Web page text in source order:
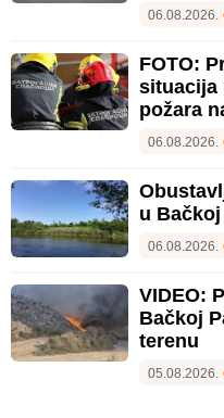
06.08.2026.
FOTO:
situacija
požara
06.08.2026.
u Bačkoj
06.08.2026.
VIDEO:
Bačkoj
terenu
05.08.2026.